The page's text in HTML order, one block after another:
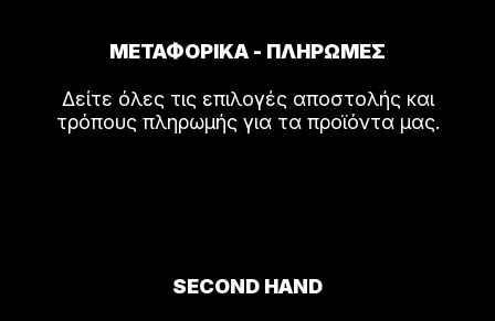
ΜΕΤΑΦΟΡΙΚΑ - ΠΛΗΡΩΜΕΣ
Δείτε όλες τις επιλογές αποστολής και
τρόπους πληρωμής για τα προϊόντα μας.
SECOND HAND